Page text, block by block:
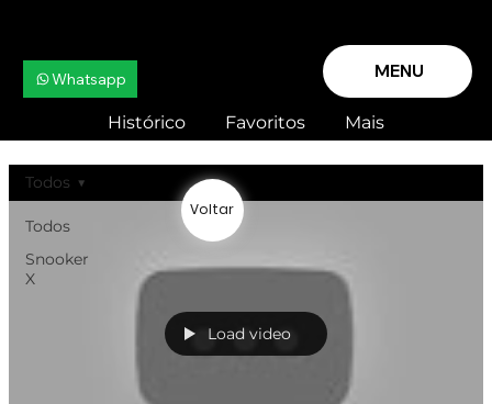
MENU
Whatsapp
Histórico Favoritos Mais
Todos
Snooker
X
Todos
Load video
Voltar